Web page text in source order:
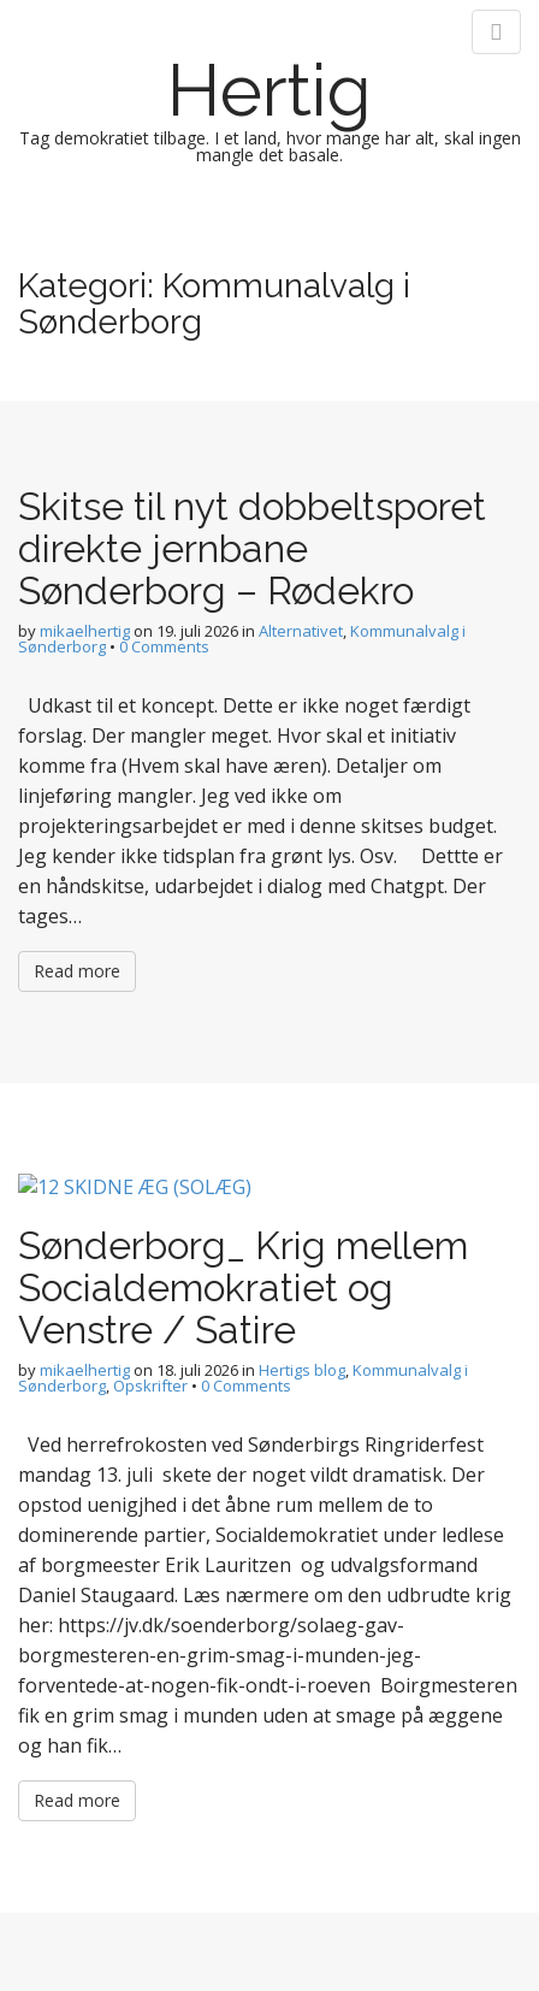
Hertig
Tag demokratiet tilbage. I et land, hvor mange har alt, skal ingen
mangle det basale.
i
n
m
p
t
o
n
t
Kategori: Kommunalvalg i
Sønderborg
Skitse til nyt dobbeltsporet
direkte jernbane
Sønderborg – Rødekro
bymikaelhertigon 19. juli 2026in Alternativet,Kommunalvalg i
Sønderborg • 0 Comments
Udkast til et koncept. Dette er ikke noget færdigt
forslag. Der mangler meget. Hvor skal et initiativ
komme fra (Hvem skal have æren). Detaljer om
linjeføring mangler. Jeg ved ikke om
projekteringsarbejdet er med i denne skitses budget.
Jeg kender ikke tidsplan fra grønt lys. Osv. Dettte er
en håndskitse, udarbejdet i dialog med Chatgpt. Der
tages…
Read more
Sønderborg_ Krig mellem
Socialdemokratiet og
Venstre / Satire
bymikaelhertigon 18. juli 2026in Hertigs blog,Kommunalvalg i
Sønderborg, Opskrifter • 0 Comments
Ved herrefrokosten ved Sønderbirgs Ringriderfest
mandag 13. juli skete der noget vildt dramatisk. Der
opstod uenigjhed i det åbne rum mellem de to
dominerende partier, Socialdemokratiet under ledlese
af borgmeester Erik Lauritzen og udvalgsformand
Daniel Staugaard. Læs nærmere om den udbrudte krig
her: https://jv.dk/soenderborg/solaeg-gav-
borgmesteren-en-grim-smag-i-munden-jeg-
forventede-at-nogen-fik-ondt-i-roeven Boirgmesteren
fik en grim smag i munden uden at smage på æggene
og han fik…
Read more